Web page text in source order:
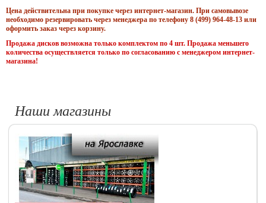
Цена действительна при покупке через интернет-магазин. При самовывозе
необходимо резервировать через менеджера по телефону 8 (499) 964-48-13 или
оформить заказ через корзину.
Продажа дисков возможна только комплектом по 4 шт. Продажа меньшего
количества осуществляется только по согласованию с менеджером интернет-
магазина!
Наши магазины